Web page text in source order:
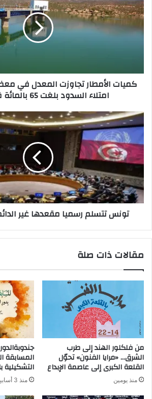
ا
ل
إ
كميات الأمطار تجاوزت المعدل في
امتلاء السدود بلغت 65 بالمائة في تونس
تونس تتسلم رسميا مقعدها غير
مقالات ذات صلة
من فلكلور الهند إلى طرب
الشرق… «مرايا الفنون» تحوّل
القلعة الكبرى إلى عاصمة الإبداع
منذ يومين
المسابقة
منذ 3 أسابيع